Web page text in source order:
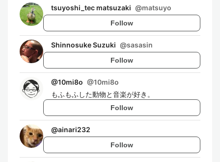
tsuyoshi_tec matsuzaki @matsuyo
Follow
Shinnosuke Suzuki @sasasin
Follow
@10mi8o @10mi8o
もふもふした動物と音楽が好き。
Follow
@ainari232
Follow